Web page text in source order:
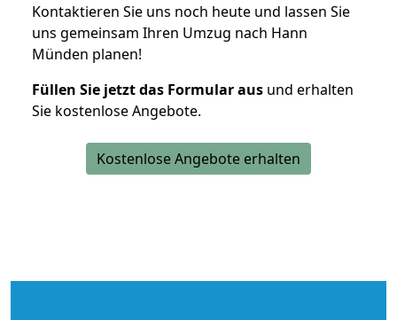
Kontaktieren Sie uns noch heute und lassen Sie
uns gemeinsam Ihren Umzug nach Hann
Münden planen!
Füllen Sie jetzt das Formular aus und erhalten
Sie kostenlose Angebote.
Kostenlose Angebote erhalten